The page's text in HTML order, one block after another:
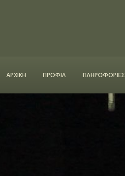
ΑΡΧΙΚΗ ΠΡΟΦΙΛ ΠΛΗΡΟΦΟΡΙΕΣ